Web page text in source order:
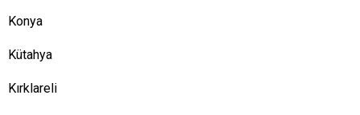
Konya
Kütahya
Kırklareli